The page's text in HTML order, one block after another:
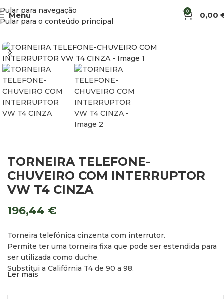
Pular para navegação
Pular para o conteúdo principal
Menu 0 0,00
Início Água Torneiras e Chuveiros
TORNEIRA TELEFONE-
CHUVEIRO COM INTERRUPTOR
VW T4 CINZA
196,44 €
Torneira telefónica cinzenta com interrutor.
Permite ter uma torneira fixa que pode ser estendida para
ser utilizada como duche.
Substitui a Califórnia T4 de 90 a 98.
Ler mais